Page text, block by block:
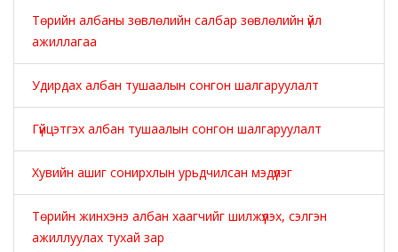
Төрийн албаны зөвлөлийн салбар зөвлөлийн үйл
ажиллагаа
Удирдах албан тушаалын сонгон шалгаруулалт
Гүйцэтгэх албан тушаалын сонгон шалгаруулалт
Хувийн ашиг сонирхлын урьдчилсан мэдүүлэг
Төрийн жинхэнэ албан хаагчийг шилжүүлэх, сэлгэн
ажиллуулах тухай зар